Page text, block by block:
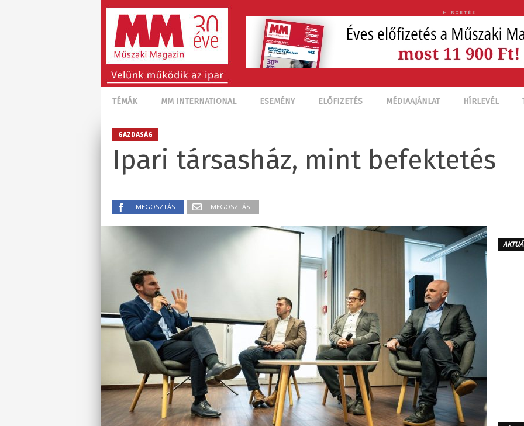
HIRDETÉS
TÉMÁK MM INTERNATIONAL ESEMÉNY ELŐFIZETÉS MÉDIAAJÁNLAT HÍRLEVÉL
GAZDASÁG
Ipari társasház, mint befektetés
MEGOSZTÁS MEGOSZTÁS